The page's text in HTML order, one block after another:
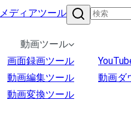
メディアツール
動画ツール
画面録画ツール
動画編集ツール
動画変換ツール
動画ダ